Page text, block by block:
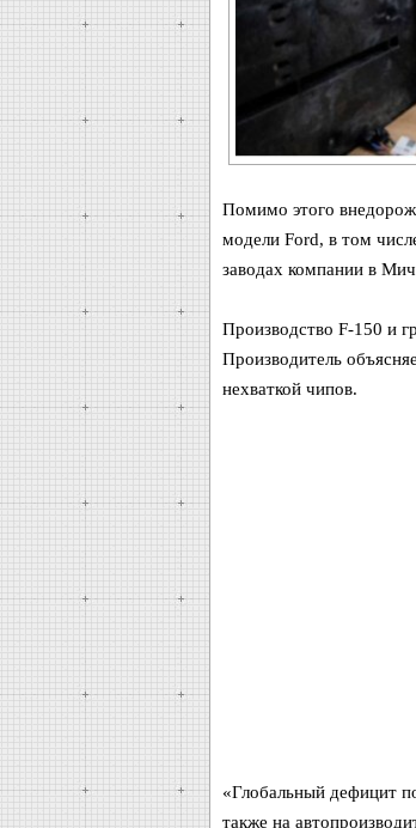
Помимо этого
модели Ford, в том
заводах компании в
Производство F-150 и
Производитель
нехваткой чипов.
«Глобальный дефицит
также на